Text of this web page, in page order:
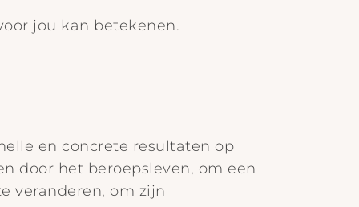
jou kan betekenen.
en concrete resultaten op
door het beroepsleven, om een
veranderen, om zijn